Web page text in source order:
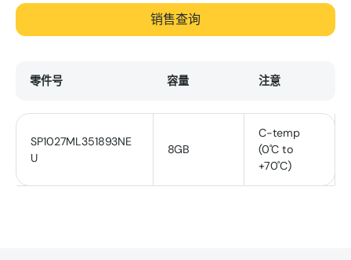
销售查询
零件号 容量 注意
SP1027ML351893NE
U
8GB
C-temp
(0˚C to
+70˚C)